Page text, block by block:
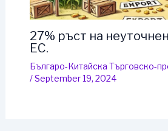
27% ръст на
ЕС.
Българо-Китайска Търговско-
/September 19, 2024